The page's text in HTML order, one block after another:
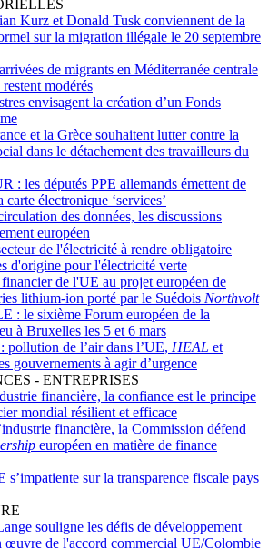
Kurz et Donald Tusk conviennent de la
sur la migration illégale le 20 septembre
de migrants en Méditerranée centrale
modérés
envisagent la création d’un Fonds
et la Grèce souhaitent lutter contre la
dans le détachement des travailleurs du
: les députés PPE allemands émettent de
carte électronique ‘services’
des données, les discussions
européen
de l'électricité à rendre obligatoire
d'origine pour l'électricité verte
de l'UE au projet européen de
lithium-ion porté par le Suédois Northvolt
: le sixième Forum européen de la
à Bruxelles les 5 et 6 mars
pollution de l’air dans l’UE, HEAL et
gouvernements à agir d’urgence
- ENTREPRISES
financière, la confiance est le principe
mondial résilient et efficace
financière, la Commission défend
européen en matière de finance
s’impatiente sur la transparence fiscale pays
souligne les défis de développement
œuvre de l'accord commercial UE/Colombie